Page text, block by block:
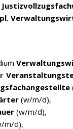
(w/m/d),
(w/m/d),
m/d),